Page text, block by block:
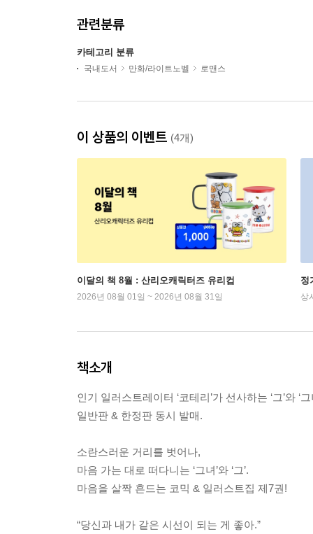
관련분류
카테고리 분류
국내도서 만화/라이트노벨 로맨스
이 상품의 이벤트 (4개)
이달의 책 8월 : 산리오캐릭터즈 유리컵
2026년 08월 01일 ~ 2026년 08월 31일
정
상
책소개
인기 일러스트레이터 ‘코테리’가 선사하는 ‘그’와 ‘
일반판 & 한정판 동시 발매.
소란스러운 거리를 벗어나,
마음 가는 대로 떠다니는 ‘그녀’와 ‘그’.
마음을 살짝 흔드는 코믹 & 일러스트집 제7권!
“당신과 내가 같은 시선이 되는 게 좋아.”